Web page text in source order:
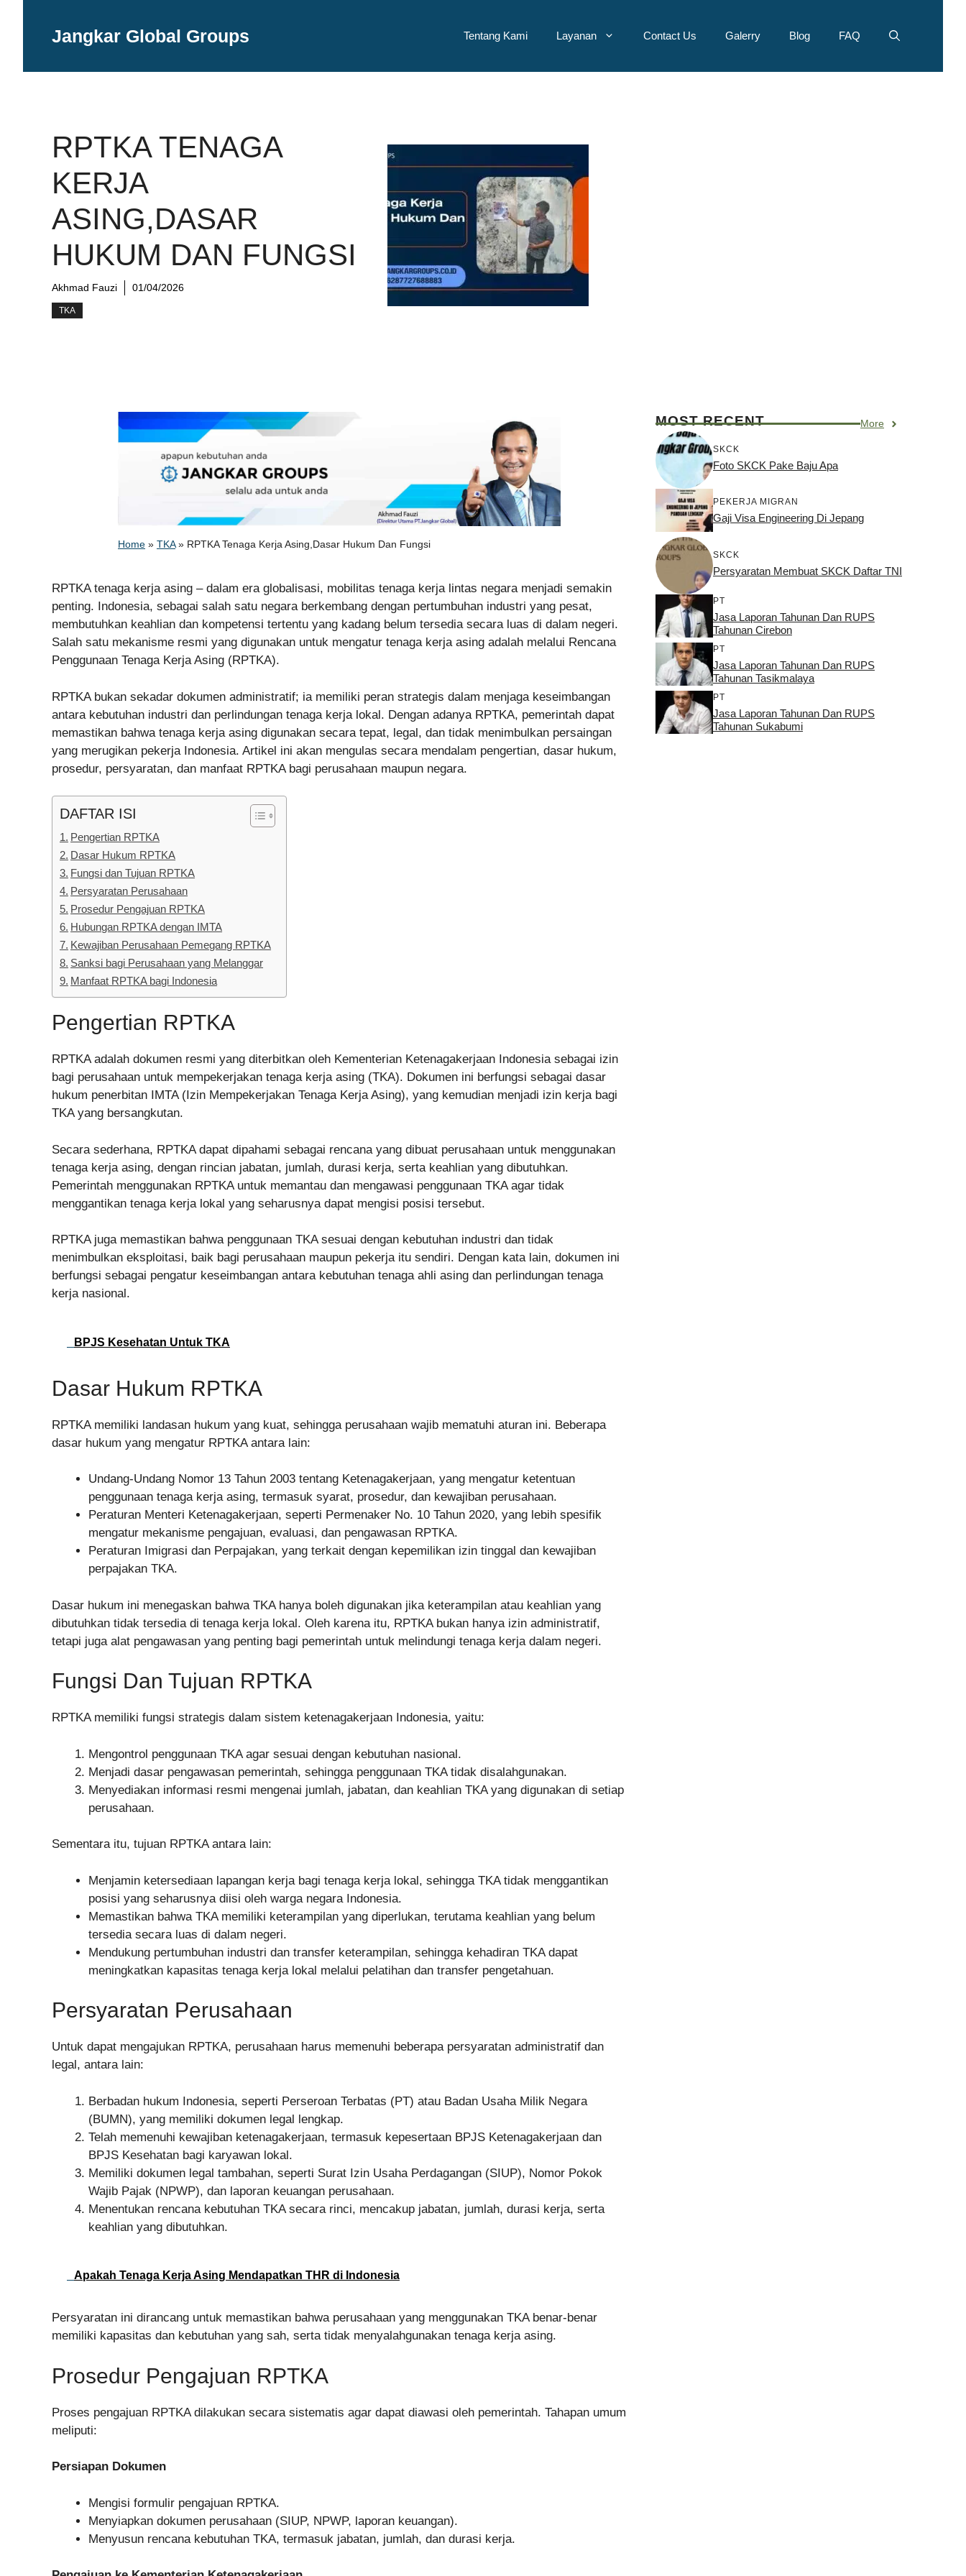
Jangkar Global Groups Tentang Kami Layanan Contact Us Galerry Blog FAQ
RPTKA TENAGA
KERJA
ASING,DASAR
HUKUM DAN FUNGSI
Akhmad Fauzi 01/04/2026
TKA
Home » TKA» RPTKA Tenaga Kerja Asing,Dasar Hukum Dan Fungsi
RPTKA tenaga kerja asing – dalam era globalisasi, mobilitas tenaga kerja lintas negara menjadi semakin
penting. Indonesia, sebagai salah satu negara berkembang dengan pertumbuhan industri yang pesat,
membutuhkan keahlian dan kompetensi tertentu yang kadang belum tersedia secara luas di dalam negeri.
Salah satu mekanisme resmi yang digunakan untuk mengatur tenaga kerja asing adalah melalui Rencana
Penggunaan Tenaga Kerja Asing (RPTKA).
RPTKA bukan sekadar dokumen administratif; ia memiliki peran strategis dalam menjaga keseimbangan
antara kebutuhan industri dan perlindungan tenaga kerja lokal. Dengan adanya RPTKA, pemerintah dapat
memastikan bahwa tenaga kerja asing digunakan secara tepat, legal, dan tidak menimbulkan persaingan
yang merugikan pekerja Indonesia. Artikel ini akan mengulas secara mendalam pengertian, dasar hukum,
prosedur, persyaratan, dan manfaat RPTKA bagi perusahaan maupun negara.
DAFTAR ISI
Pengertian RPTKA
Dasar Hukum RPTKA
Fungsi dan Tujuan RPTKA
Persyaratan Perusahaan
Prosedur Pengajuan RPTKA
Hubungan RPTKA dengan IMTA
Kewajiban Perusahaan Pemegang RPTKA
Sanksi bagi Perusahaan yang Melanggar
Manfaat RPTKA bagi Indonesia
Pengertian RPTKA
RPTKA adalah dokumen resmi yang diterbitkan oleh Kementerian Ketenagakerjaan Indonesia sebagai izin
bagi perusahaan untuk mempekerjakan tenaga kerja asing (TKA). Dokumen ini berfungsi sebagai dasar
hukum penerbitan IMTA (Izin Mempekerjakan Tenaga Kerja Asing), yang kemudian menjadi izin kerja bagi
TKA yang bersangkutan.
Secara sederhana, RPTKA dapat dipahami sebagai rencana yang dibuat perusahaan untuk menggunakan
tenaga kerja asing, dengan rincian jabatan, jumlah, durasi kerja, serta keahlian yang dibutuhkan.
Pemerintah menggunakan RPTKA untuk memantau dan mengawasi penggunaan TKA agar tidak
menggantikan tenaga kerja lokal yang seharusnya dapat mengisi posisi tersebut.
RPTKA juga memastikan bahwa penggunaan TKA sesuai dengan kebutuhan industri dan tidak
menimbulkan eksploitasi, baik bagi perusahaan maupun pekerja itu sendiri. Dengan kata lain, dokumen ini
berfungsi sebagai pengatur keseimbangan antara kebutuhan tenaga ahli asing dan perlindungan tenaga
kerja nasional.
BPJS Kesehatan Untuk TKA
Dasar Hukum RPTKA
RPTKA memiliki landasan hukum yang kuat, sehingga perusahaan wajib mematuhi aturan ini. Beberapa
dasar hukum yang mengatur RPTKA antara lain:
Undang-Undang Nomor 13 Tahun 2003 tentang Ketenagakerjaan, yang mengatur ketentuan
penggunaan tenaga kerja asing, termasuk syarat, prosedur, dan kewajiban perusahaan.
Peraturan Menteri Ketenagakerjaan, seperti Permenaker No. 10 Tahun 2020, yang lebih spesifik
mengatur mekanisme pengajuan, evaluasi, dan pengawasan RPTKA.
Peraturan Imigrasi dan Perpajakan, yang terkait dengan kepemilikan izin tinggal dan kewajiban
perpajakan TKA.
Dasar hukum ini menegaskan bahwa TKA hanya boleh digunakan jika keterampilan atau keahlian yang
dibutuhkan tidak tersedia di tenaga kerja lokal. Oleh karena itu, RPTKA bukan hanya izin administratif,
tetapi juga alat pengawasan yang penting bagi pemerintah untuk melindungi tenaga kerja dalam negeri.
Fungsi Dan Tujuan RPTKA
RPTKA memiliki fungsi strategis dalam sistem ketenagakerjaan Indonesia, yaitu:
Mengontrol penggunaan TKA agar sesuai dengan kebutuhan nasional.
Menjadi dasar pengawasan pemerintah, sehingga penggunaan TKA tidak disalahgunakan.
Menyediakan informasi resmi mengenai jumlah, jabatan, dan keahlian TKA yang digunakan di setiap
perusahaan.
Sementara itu, tujuan RPTKA antara lain:
Menjamin ketersediaan lapangan kerja bagi tenaga kerja lokal, sehingga TKA tidak menggantikan
posisi yang seharusnya diisi oleh warga negara Indonesia.
Memastikan bahwa TKA memiliki keterampilan yang diperlukan, terutama keahlian yang belum
tersedia secara luas di dalam negeri.
Mendukung pertumbuhan industri dan transfer keterampilan, sehingga kehadiran TKA dapat
meningkatkan kapasitas tenaga kerja lokal melalui pelatihan dan transfer pengetahuan.
Persyaratan Perusahaan
Untuk dapat mengajukan RPTKA, perusahaan harus memenuhi beberapa persyaratan administratif dan
legal, antara lain:
Berbadan hukum Indonesia, seperti Perseroan Terbatas (PT) atau Badan Usaha Milik Negara
(BUMN), yang memiliki dokumen legal lengkap.
Telah memenuhi kewajiban ketenagakerjaan, termasuk kepesertaan BPJS Ketenagakerjaan dan
BPJS Kesehatan bagi karyawan lokal.
Memiliki dokumen legal tambahan, seperti Surat Izin Usaha Perdagangan (SIUP), Nomor Pokok
Wajib Pajak (NPWP), dan laporan keuangan perusahaan.
Menentukan rencana kebutuhan TKA secara rinci, mencakup jabatan, jumlah, durasi kerja, serta
keahlian yang dibutuhkan.
Apakah Tenaga Kerja Asing Mendapatkan THR di Indonesia
Persyaratan ini dirancang untuk memastikan bahwa perusahaan yang menggunakan TKA benar-benar
memiliki kapasitas dan kebutuhan yang sah, serta tidak menyalahgunakan tenaga kerja asing.
Prosedur Pengajuan RPTKA
Proses pengajuan RPTKA dilakukan secara sistematis agar dapat diawasi oleh pemerintah. Tahapan umum
meliputi:
Persiapan Dokumen
Mengisi formulir pengajuan RPTKA.
Menyiapkan dokumen perusahaan (SIUP, NPWP, laporan keuangan).
Menyusun rencana kebutuhan TKA, termasuk jabatan, jumlah, dan durasi kerja.
MOST RECENT More
SKCK
Foto SKCK Pake Baju Apa
PEKERJA MIGRAN
Gaji Visa Engineering Di Jepang
SKCK
Persyaratan Membuat SKCK Daftar TNI
PT
Jasa Laporan Tahunan Dan RUPS
Tahunan Cirebon
PT
Jasa Laporan Tahunan Dan RUPS
Tahunan Tasikmalaya
PT
Jasa Laporan Tahunan Dan RUPS
Tahunan Sukabumi